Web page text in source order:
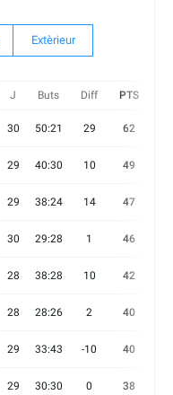
Extèrieur
J Buts Diff PTS
30 50:21 29 62
29 40:30 10 49
29 38:24 14 47
30 29:28 1 46
28 38:28 10 42
28 28:26 2 40
29 33:43 -10 40
29 30:30 0 38